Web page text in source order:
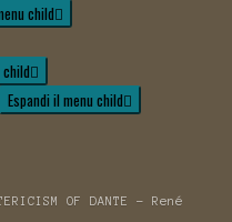
child
child
Espandi il menu child
OF DANTE - René